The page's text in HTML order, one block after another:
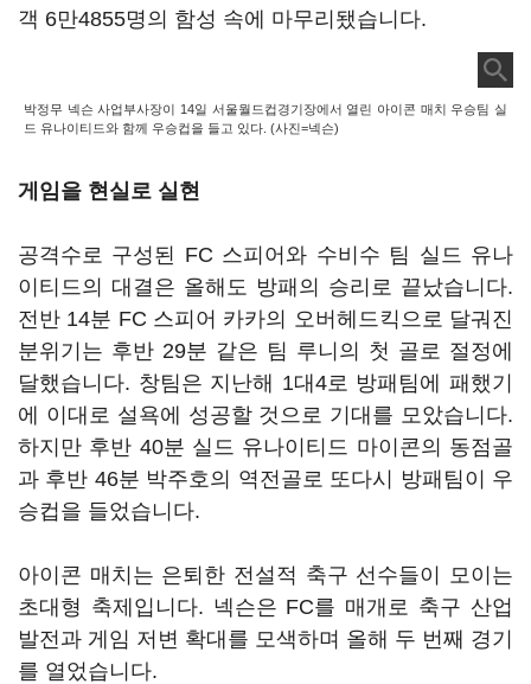
객 6만4855명의 함성 속에 마무리됐습니다.
박정무 넥슨 사업부사장이 14일 서울월드컵경기장에서 열린 아이콘 매치 우승팀 실
드 유나이티드와 함께 우승컵을 들고 있다. (사진=넥슨)
게임을 현실로 실현
공격수로 구성된 FC 스피어와 수비수 팀 실드 유나
이티드의 대결은 올해도 방패의 승리로 끝났습니다.
전반 14분 FC 스피어 카카의 오버헤드킥으로 달궈진
분위기는 후반 29분 같은 팀 루니의 첫 골로 절정에
달했습니다. 창팀은 지난해 1대4로 방패팀에 패했기
에 이대로 설욕에 성공할 것으로 기대를 모았습니다.
하지만 후반 40분 실드 유나이티드 마이콘의 동점골
과 후반 46분 박주호의 역전골로 또다시 방패팀이 우
승컵을 들었습니다.
아이콘 매치는 은퇴한 전설적 축구 선수들이 모이는
초대형 축제입니다. 넥슨은 FC를 매개로 축구 산업
발전과 게임 저변 확대를 모색하며 올해 두 번째 경기
를 열었습니다.